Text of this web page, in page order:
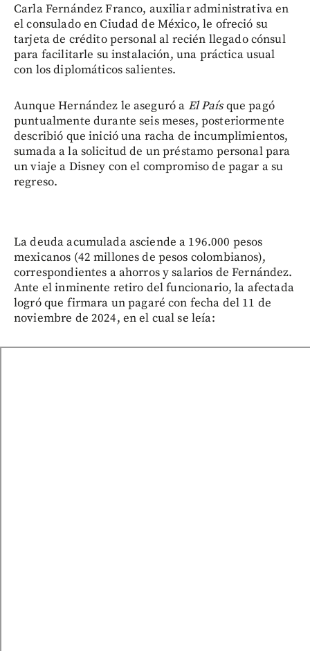
Carla Fernández Franco, auxiliar administrativa en
el consulado en Ciudad de México, le ofreció su
tarjeta de crédito personal al recién llegado cónsul
para facilitarle su instalación, una práctica usual
con los diplomáticos salientes.
Aunque Hernández le aseguró a El Paísque pagó
puntualmente durante seis meses, posteriormente
describió que inició una racha de incumplimientos,
sumada a la solicitud de un préstamo personal para
un viaje a Disney con el compromiso de pagar a su
regreso.
La deuda acumulada asciende a 196.000 pesos
mexicanos (42 millones de pesos colombianos),
correspondientes a ahorros y salarios de Fernández.
Ante el inminente retiro del funcionario, la afectada
logró que firmara un pagaré con fecha del 11 de
noviembre de 2024, en el cual se leía: